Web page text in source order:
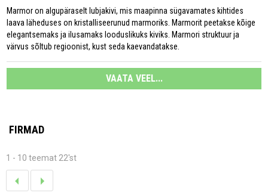
Marmor on algupäraselt lubjakivi, mis maapinna sügavamates kihtides
laava läheduses on kristalliseerunud marmoriks. Marmorit peetakse kõige
elegantsemaks ja ilusamaks looduslikuks kiviks. Marmori struktuur ja
värvus sõltub regioonist, kust seda kaevandatakse.
VAATA VEEL...
FIRMAD
1 - 10 teemat 22'st